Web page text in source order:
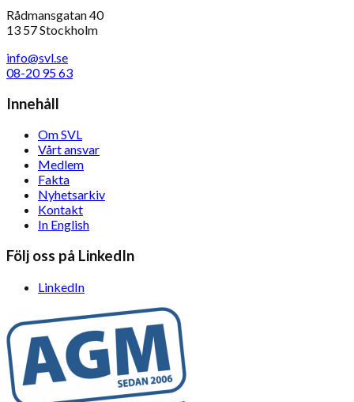
Rådmansgatan 40
13 57 Stockholm
info@svl.se
08-20 95 63
Innehåll
Om SVL
Vårt ansvar
Medlem
Fakta
Nyhetsarkiv
Kontakt
In English
Följ oss på LinkedIn
LinkedIn